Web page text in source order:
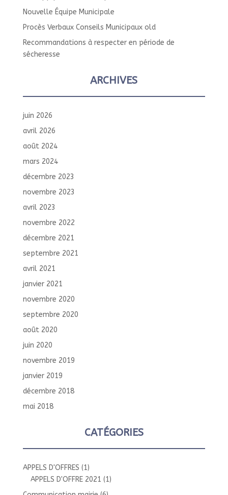
Nouvelle Équipe Municipale
Procès Verbaux Conseils Municipaux old
Recommandations à respecter en période de
sécheresse
ARCHIVES
juin 2026
avril 2026
août 2024
mars 2024
décembre 2023
novembre 2023
avril 2023
novembre 2022
décembre 2021
septembre 2021
avril 2021
janvier 2021
novembre 2020
septembre 2020
août 2020
juin 2020
novembre 2019
janvier 2019
décembre 2018
mai 2018
CATÉGORIES
APPELS D'OFFRES (1)
APPELS D'OFFRE 2021 (1)